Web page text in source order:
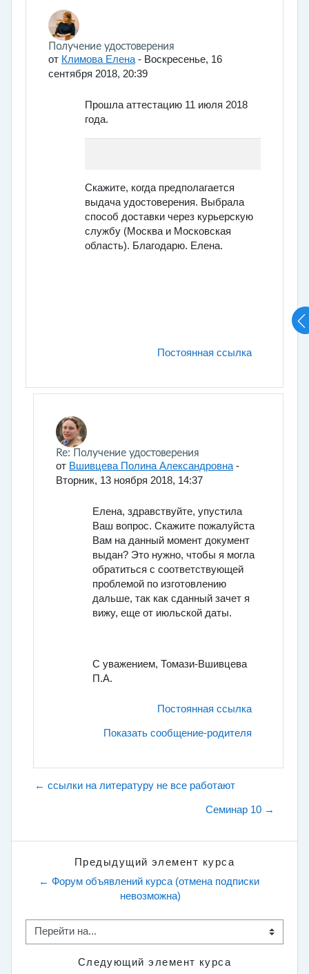
Получение удостоверения
от Климова Елена - Воскресенье, 16
сентября 2018, 20:39
Количество ответов: 1
Прошла аттестацию 11 июля 2018
года.
Скажите, когда предполагается
выдача удостоверения. Выбрала
способ доставки через курьерскую
службу (Москва и Московская
область). Благодарю. Елена.
Постоянная ссылка
В ответ на Климова Елена
Re: Получение удостоверения
от Вшивцева Полина Александровна -
Вторник, 13 ноября 2018, 14:37
Елена, здравствуйте, упустила
Ваш вопрос. Скажите пожалуйста
Вам на данный момент документ
выдан? Это нужно, чтобы я могла
обратиться с соответствующей
проблемой по изготовлению
дальше, так как сданный зачет я
вижу, еще от июльской даты.
С уважением, Томази-Вшивцева
П.А.
Постоянная ссылка
Показать сообщение-родителя
← ссылки на литературу не все работают
Семинар 10 →
Предыдущий элемент курса
← Форум объявлений курса (отмена подписки
невозможна)
Перейти на...
Следующий элемент курса